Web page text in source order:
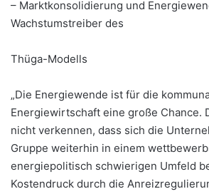
– Marktkonsolidierung und
Wachstumstreiber des
Thüga-Modells
„Die Energiewende ist für die
Energiewirtschaft eine große Chance.
nicht verkennen, dass sich die
Gruppe weiterhin in einem
energiepolitisch schwierigen Umfeld
Kostendruck durch die